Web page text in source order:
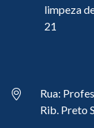
limpeza
21
Rua:
Rib. Preto